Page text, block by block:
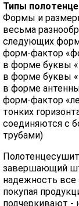
Типы
Формы и
весьма
следующих
форм-фактор
в форме буквы
в форме буквы
в форме
форм-фактор
тонких
соединяются с
трубами)
завершающий
надежность все
покупая
подчеркивают -